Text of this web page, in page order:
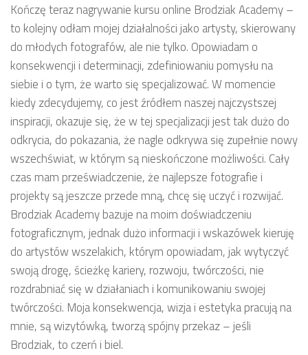
Kończę teraz nagrywanie kursu online Brodziak Academy –
to kolejny odłam mojej działalności jako artysty, skierowany
do młodych fotografów, ale nie tylko. Opowiadam o
konsekwencji i determinacji, zdefiniowaniu pomysłu na
siebie i o tym, że warto się specjalizować. W momencie
kiedy zdecydujemy, co jest źródłem naszej najczystszej
inspiracji, okazuje się, że w tej specjalizacji jest tak dużo do
odkrycia, do pokazania, że nagle odkrywa się zupełnie nowy
wszechświat, w którym są nieskończone możliwości. Cały
czas mam przeświadczenie, że najlepsze fotografie i
projekty są jeszcze przede mną, chcę się uczyć i rozwijać.
Brodziak Academy bazuje na moim doświadczeniu
fotograficznym, jednak dużo informacji i wskazówek kieruję
do artystów wszelakich, którym opowiadam, jak wytyczyć
swoją drogę, ścieżkę kariery, rozwoju, twórczości, nie
rozdrabniać się w działaniach i komunikowaniu swojej
twórczości. Moja konsekwencja, wizja i estetyka pracują na
mnie, są wizytówką, tworzą spójny przekaz – jeśli
Brodziak, to czerń i biel.